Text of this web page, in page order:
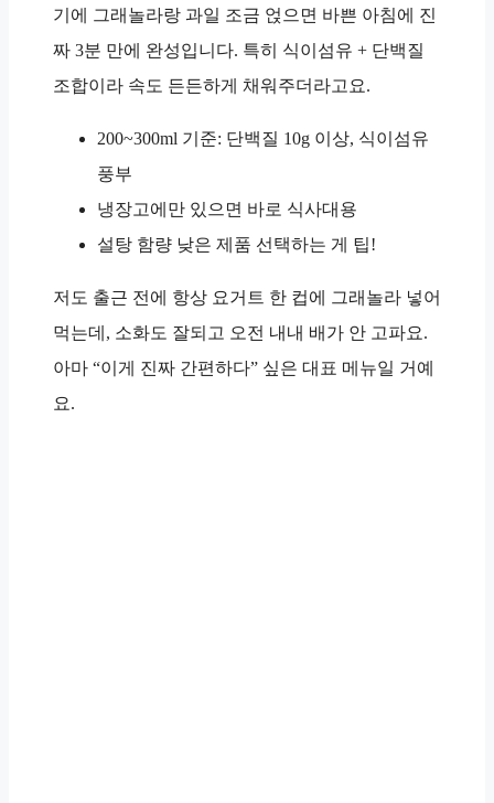
기에 그래놀라랑 과일 조금 얹으면 바쁜 아침에 진
짜 3분 만에 완성입니다. 특히 식이섬유 + 단백질
조합이라 속도 든든하게 채워주더라고요.
200~300ml 기준: 단백질 10g 이상, 식이섬유
풍부
냉장고에만 있으면 바로 식사대용
설탕 함량 낮은 제품 선택하는 게 팁!
저도 출근 전에 항상 요거트 한 컵에 그래놀라 넣어
먹는데, 소화도 잘되고 오전 내내 배가 안 고파요.
아마 “이게 진짜 간편하다” 싶은 대표 메뉴일 거예
요.